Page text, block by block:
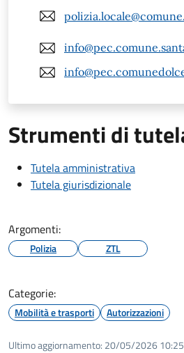
Strumenti di
Tutela amministrativa
Tutela giurisdizionale
Argomenti:
Polizia ZTL
Categorie:
Mobilità e trasporti Autorizzazioni
Ultimo aggiornamento: 20/05/2026